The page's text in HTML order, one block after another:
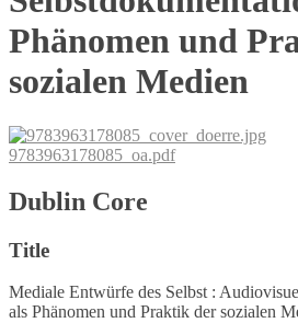
Phänomen und
sozialen Medien
9783963178085_oa.pdf
Dublin Core
Title
Mediale Entwürfe des Selbst :
als Phänomen und Praktik der sozialen